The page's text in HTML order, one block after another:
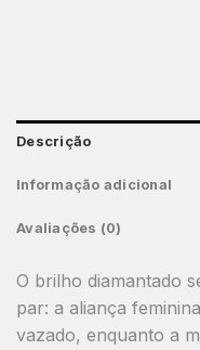
Descrição
Informação adicional
Avaliações (0)
O brilho diamantado
par: a aliança
vazado, enquanto a